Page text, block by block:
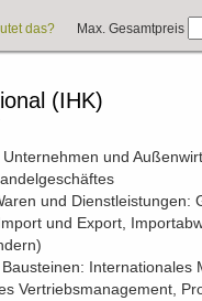
Max. Gesamtpreis
(IHK)
und
und Dienstleistungen:
und Export,
Internationales
Vertriebsmanagement,